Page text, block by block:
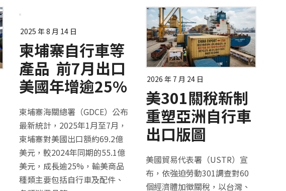
2025 年 8 月 14 日
柬埔寨自行車等
產品 前7月出口
美國年增逾25%
柬埔寨海關總署（GDCE）公布
最新統計，2025年1月至7月，
柬埔寨對美國出口額約69.2億
美元，較2024年同期的55.1億
美元，成長逾25%，輸美商品
種類主要包括自行車及配件、
2026 年 7 月 24 日
美301關稅新制
重塑亞洲自行車
出口版圖
美國貿易代表署（USTR）宣
布，依強迫勞動301調查對60
個經濟體加徵關稅，以台灣、